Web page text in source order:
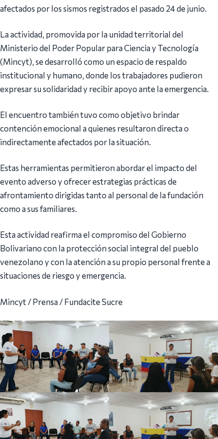
afectados por los sismos registrados el pasado 24 de junio.
La actividad, promovida por la unidad territorial del
Ministerio del Poder Popular para Ciencia y Tecnología
(Mincyt), se desarrolló como un espacio de respaldo
institucional y humano, donde los trabajadores pudieron
expresar su solidaridad y recibir apoyo ante la emergencia.
El encuentro también tuvo como objetivo brindar
contención emocional a quienes resultaron directa o
indirectamente afectados por la situación.
Estas herramientas permitieron abordar el impacto del
evento adverso y ofrecer estrategias prácticas de
afrontamiento dirigidas tanto al personal de la fundación
como a sus familiares.
Esta actividad reafirma el compromiso del Gobierno
Bolivariano con la protección social integral del pueblo
venezolano y con la atención a su propio personal frente a
situaciones de riesgo y emergencia.
Mincyt / Prensa / Fundacite Sucre